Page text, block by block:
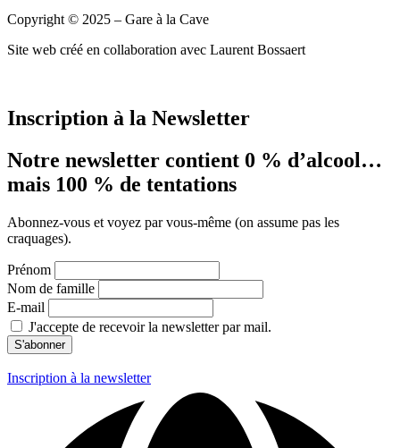
Copyright © 2025 – Gare à la Cave
Site web créé en collaboration avec Laurent Bossaert
Inscription à la Newsletter
Notre newsletter contient 0 % d’alcool…
mais 100 % de tentations
Abonnez-vous et voyez par vous-même (on assume pas les
craquages).
Prénom
Nom de famille
E-mail
J'accepte de recevoir la newsletter par mail.
Inscription à la newsletter